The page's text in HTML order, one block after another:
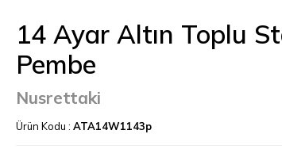
14 Ayar Altın Toplu
Pembe
Nusrettaki
Ürün Kodu : ATA14W1143p